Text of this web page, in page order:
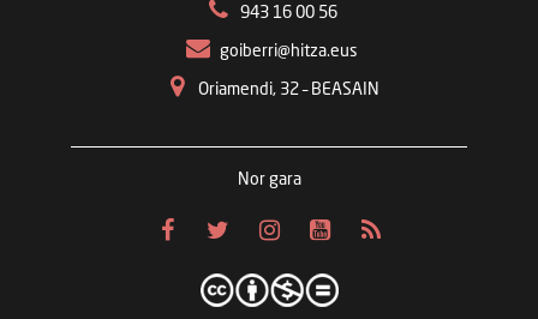
943 16 00 56
goiberri@hitza.eus
Oriamendi, 32 – BEASAIN
Nor gara